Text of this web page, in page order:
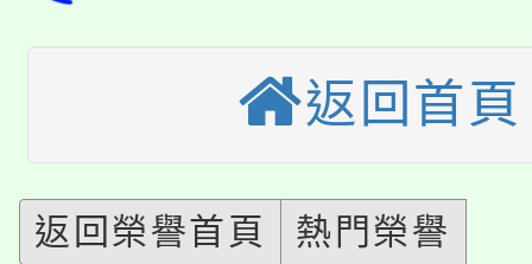
視費優惠，中低收入戶
半價優惠，詳情可洽有
者。
份教師增能研習
大溪自造教育及科技
份教師研習
會
公告本校115學年度第
返回首頁
返回榮譽首頁
熱門榮譽